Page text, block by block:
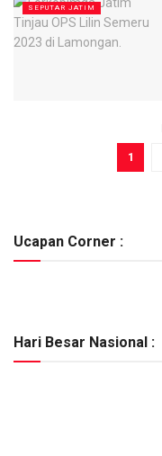
SEPUTAR JATIM
1
Ucapan Corner :
Hari Besar Nasional :